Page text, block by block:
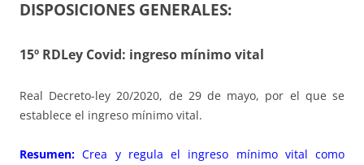
DISPOSICIONES GENERALES:
15º RDLey Covid: ingreso mínimo vital
Real Decreto-ley 20/2020, de 29 de mayo, por el que se
establece el ingreso mínimo vital.
Resumen: Crea y regula el ingreso mínimo vital como